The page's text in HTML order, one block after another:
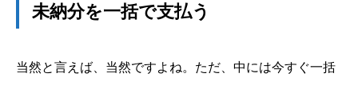
未納分を一括で支払う
当然と言えば、当然ですよね。ただ、中には今すぐ一括